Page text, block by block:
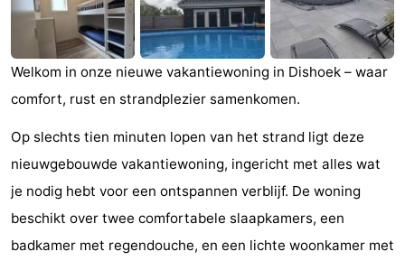
faire
Lieux
d'intérêt
-
Musées
-
Monuments
-
Points
de
Attractions
-
Welkom in onze nieuwe vakantiewoning in Dishoek – waar
comfort, rust en strandplezier samenkomen.
Op slechts tien minuten lopen van het strand ligt deze
nieuwgebouwde vakantiewoning, ingericht met alles wat
je nodig hebt voor een ontspannen verblijf. De woning
beschikt over twee comfortabele slaapkamers, een
badkamer met regendouche, en een lichte woonkamer met